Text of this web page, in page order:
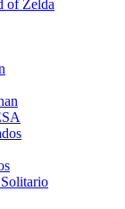
of Zelda